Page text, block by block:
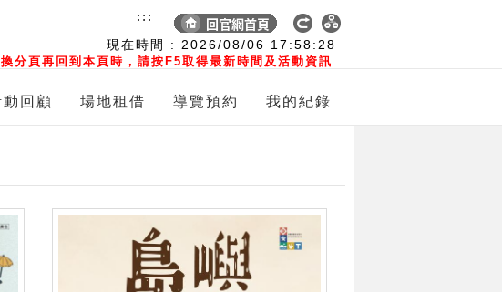
現在時間 : 2026/08/06 17:58:30
分頁再回到本頁時，請按F5取得最新時間及活動資訊
:::
動回顧 場地租借 導覽預約 我的紀錄